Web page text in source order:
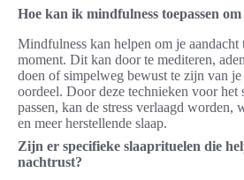
Hoe kan ik mindfulness toepassen
Mindfulness kan helpen om je
moment. Dit kan door te mediteren,
doen of simpelweg bewust te zijn van je
oordeel. Door deze technieken voor het
passen, kan de stress verlaagd worden,
en meer herstellende slaap.
Zijn er specifieke slaaprituelen die
nachtrust?